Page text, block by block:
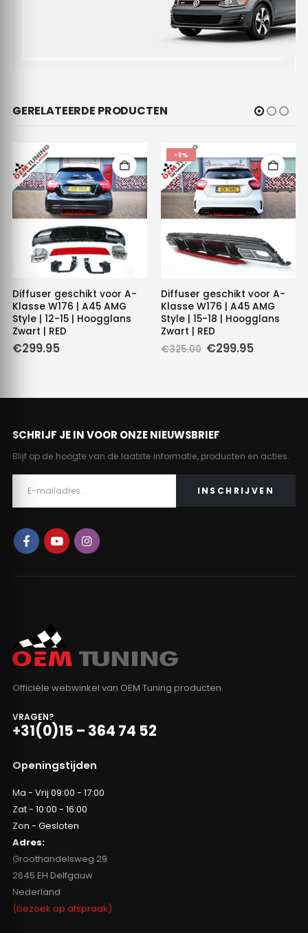
GERELATEERDE PRODUCTEN
Diffuser geschikt voor A-
Klasse W176 | A45 AMG
Style | 12-15 | Hoogglans
Zwart | RED
€299.95
-8%
Diffuser geschikt voor A-
Klasse W176 | A45 AMG
Style | 15-18 | Hoogglans
Zwart | RED
€325.00 Oorspronkelijke
€299.95Huidige
SCHRIJF JE IN VOOR ONZE NIEUWSBRIEF
Blijf op de hoogte van de laatste informatie, producten en acties.
Officiële webwinkel van OEM Tuning producten.
VRAGEN?
+31(0)15 – 364 74 52
Openingstijden
Ma - Vrij 09:00 - 17:00
Zat - 10:00 - 16:00
Zon - Gesloten
Adres:
Groothandelsweg 29
2645 EH Delfgauw
Nederland
(bezoek op afspraak)